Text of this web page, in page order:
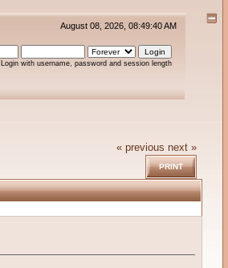
August 08, 2026, 08:49:40 AM
Login with username, password and session length
« previous next »
PRINT